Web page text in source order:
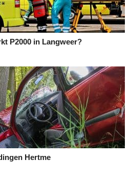
P2000 in Langweer?
Hertme